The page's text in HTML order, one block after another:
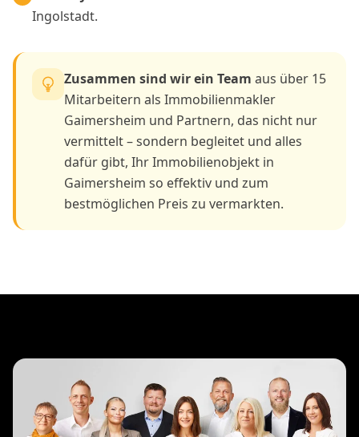
Ingolstadt.
Zusammen sind wir ein Team aus über 15
Mitarbeitern als Immobilienmakler
Gaimersheim und Partnern, das nicht nur
vermittelt – sondern begleitet und alles
dafür gibt, Ihr Immobilienobjekt in
Gaimersheim so effektiv und zum
bestmöglichen Preis zu vermarkten.